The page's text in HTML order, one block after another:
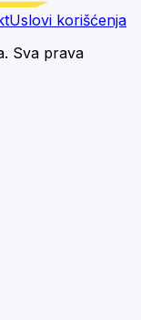
Uslovi korišćenja
Sva prava